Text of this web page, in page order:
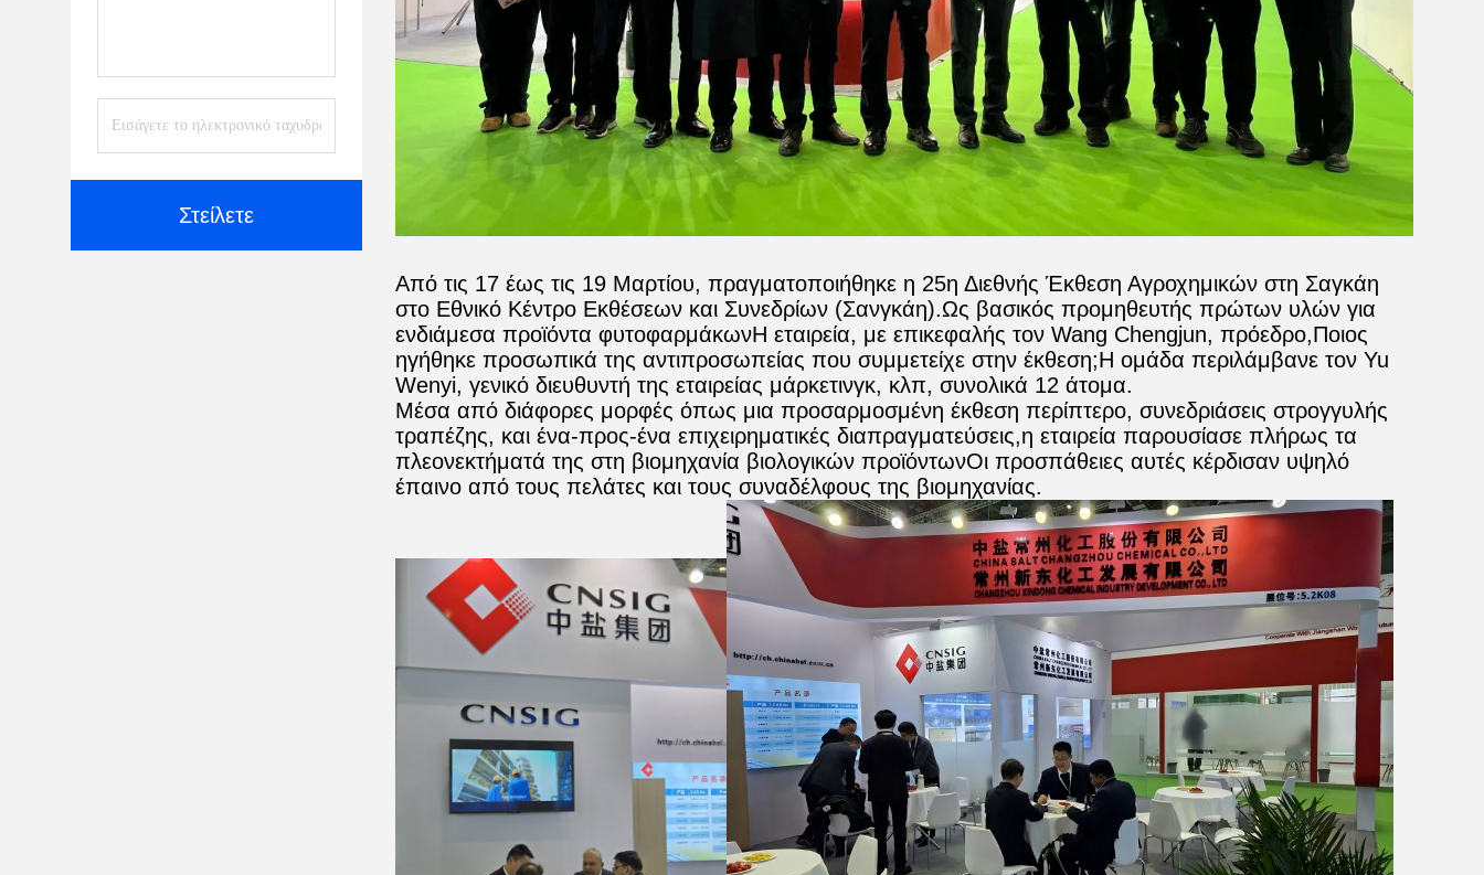
Στείλετε
Από τις 17 έως τις 19 Μαρτίου, πραγματοποιήθηκε η 25η Διεθνής Έκθεση Αγροχημικών στη Σαγκάη
στο Εθνικό Κέντρο Εκθέσεων και Συνεδρίων (Σανγκάη).Ως βασικός προμηθευτής πρώτων υλών για
ενδιάμεσα προϊόντα φυτοφαρμάκωνΗ εταιρεία, με επικεφαλής τον Wang Chengjun, πρόεδρο,Ποιος
ηγήθηκε προσωπικά της αντιπροσωπείας που συμμετείχε στην έκθεση;Η ομάδα περιλάμβανε τον Yu
Wenyi, γενικό διευθυντή της εταιρείας μάρκετινγκ, κλπ, συνολικά 12 άτομα.
Μέσα από διάφορες μορφές όπως μια προσαρμοσμένη έκθεση περίπτερο, συνεδριάσεις στρογγυλής
τραπέζης, και ένα-προς-ένα επιχειρηματικές διαπραγματεύσεις,η εταιρεία παρουσίασε πλήρως τα
πλεονεκτήματά της στη βιομηχανία βιολογικών προϊόντωνΟι προσπάθειες αυτές κέρδισαν υψηλό
έπαινο από τους πελάτες και τους συναδέλφους της βιομηχανίας.